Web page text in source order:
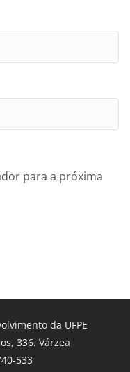
para a próxima
da UFPE
336. Várzea
533